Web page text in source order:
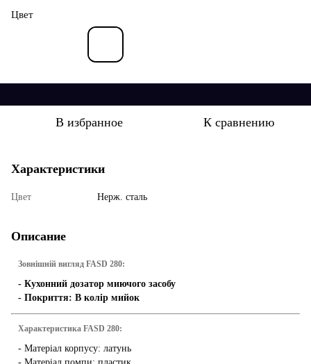
Цвет
В избранное К сравнению
Характеристики
Цвет Нерж. сталь
Описание
Зовнішній вигляд FASD 280:
- Кухонний дозатор миючого засобу
- Покриття: В колір мийок
Характеристика FASD 280:
- Матеріал корпусу: латунь